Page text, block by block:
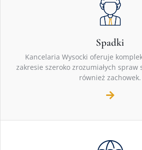
Spadki
Kancelaria Wysocki oferuje
zakresie szeroko zrozumiałych spraw
również zachowek.